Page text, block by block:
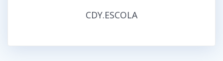
CDY.ESCOLA